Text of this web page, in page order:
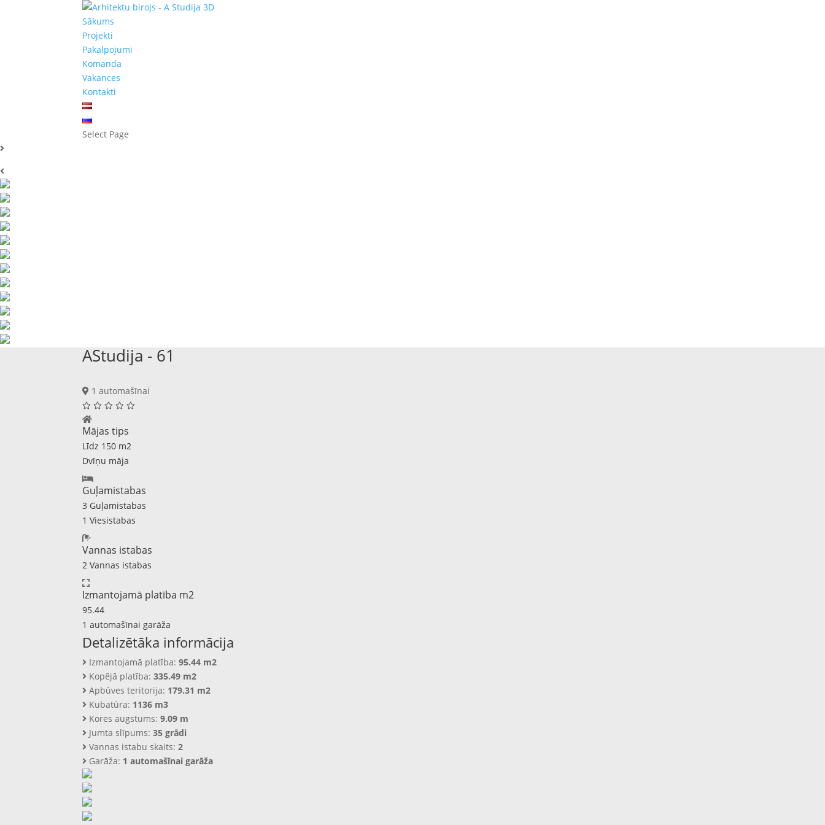
Sākums
Projekti
Pakalpojumi
Komanda
Vakances
Kontakti
Select Page
AStudija - 61
1 automašīnai
Mājas tips
Līdz 150 m2
Dvīņu māja
Guļamistabas
3 Guļamistabas
1 Viesistabas
Vannas istabas
2 Vannas istabas
Izmantojamā platība m2
95.44
1 automašīnai garāža
Detalizētāka informācija
Izmantojamā platība:95.44 m2
Kopējā platība:335.49 m2
Apbūves teritorija: 179.31 m2
Kubatūra: 1136 m3
Kores augstums:9.09 m
Jumta slīpums:35 grādi
Vannas istabu skaits:2
Garāža: 1 automašīnai garāža